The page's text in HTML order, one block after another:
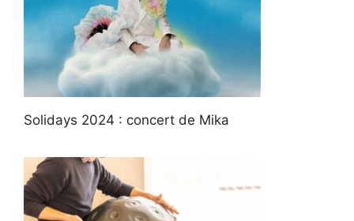
Solidays 2024 : concert de Mika